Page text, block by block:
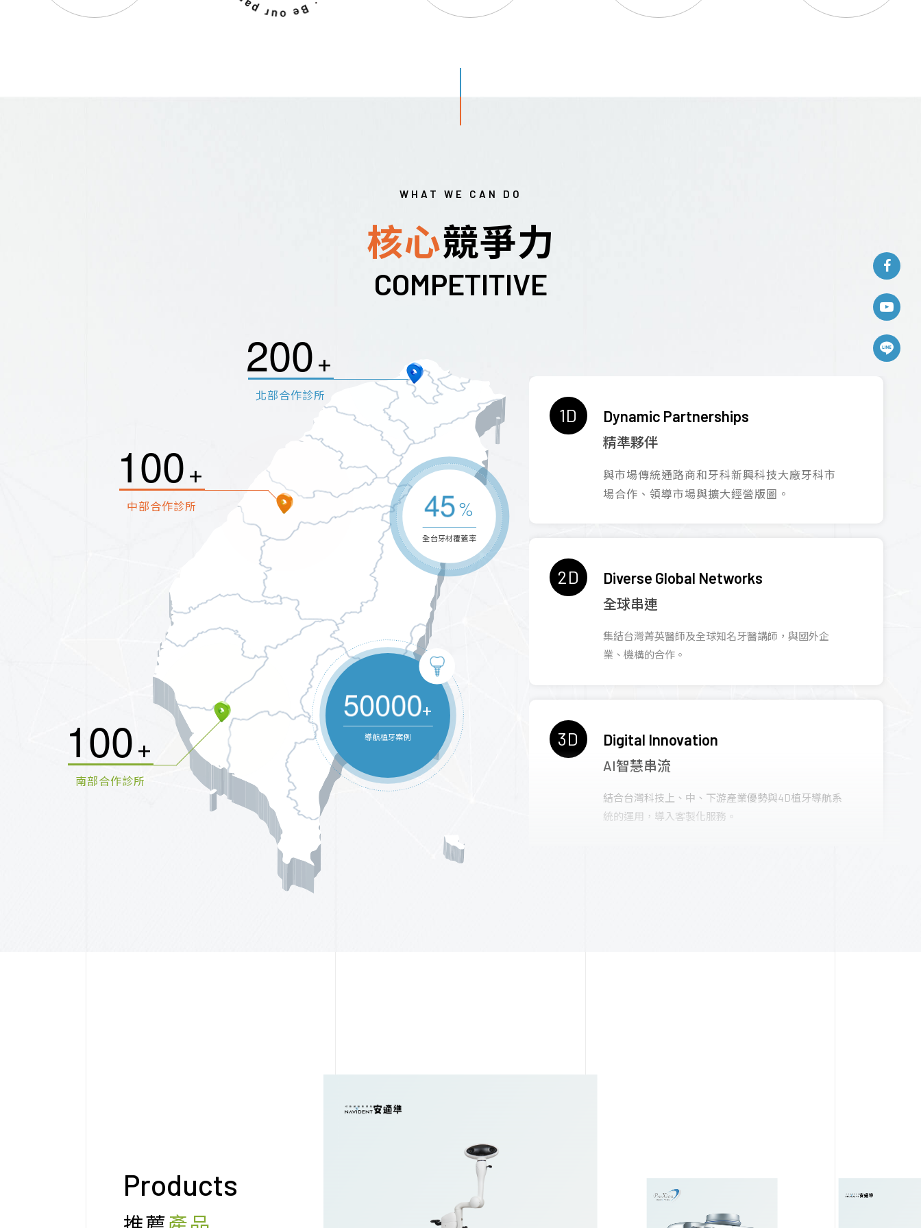
WHAT WE CAN DO
核心競爭力
COMPETITIVE
1D Dynamic Partnerships
精準夥伴
與市場傳統通路商和牙科新興科技大廠牙科市
場合作、領導市場與擴大經營版圖。
2D Diverse Global Networks
全球串連
集結台灣菁英醫師及全球知名牙醫講師，與國外企
業、機構的合作。
3D Digital Innovation
AI智慧串流
結合台灣科技上、中、下游產業優勢與4D植牙導航系
統的運用，導入客製化服務。
45%
全台牙材覆蓋率
50000+
導航植牙案例
200+
北部合作診所
100+
中部合作診所
100+
南部合作診所
Products